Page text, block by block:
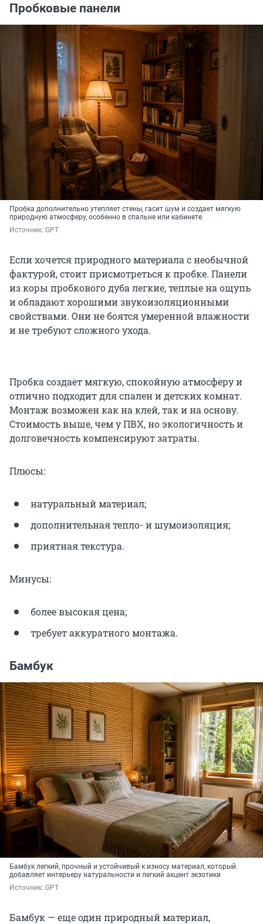
Пробковые панели
Пробка дополнительно утепляет стены, гасит шум и создает мягкую
природную атмосферу, особенно в спальне или кабинете
Источник: GPT
Если хочется природного материала с необычной
фактурой, стоит присмотреться к пробке. Панели
из коры пробкового дуба легкие, теплые на ощупь
и обладают хорошими звукоизоляционными
свойствами. Они не боятся умеренной влажности
и не требуют сложного ухода.
Пробка создает мягкую, спокойную атмосферу и
отлично подходит для спален и детских комнат.
Монтаж возможен как на клей, так и на основу.
Стоимость выше, чем у ПВХ, но экологичность и
долговечность компенсируют затраты.
Плюсы:
натуральный материал;
дополнительная тепло- и шумоизоляция;
приятная текстура.
Минусы:
более высокая цена;
требует аккуратного монтажа.
Бамбук
Бамбук легкий, прочный и устойчивый к износу материал, который
добавляет интерьеру натуральности и легкий акцент экзотики
Источник: GPT
Бамбук — еще один природный материал,